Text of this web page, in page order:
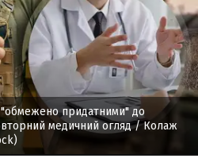
"обмежено придатними" до
медичний огляд/ Колаж